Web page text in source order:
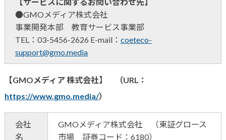
●GMOメディア株式会社
事業開発本部 教育サービス事業部
TEL：03-5456-2626 E-mail： coeteco-
support@gmo.media
【GMOメディア 株式会社】 （URL：
https://www.gmo.media/）
会社
名
GMOメディア株式会社 （東証グロース
市場 証券コード：6180）